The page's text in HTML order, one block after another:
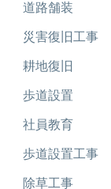
道路舗装
災害復旧工事
耕地復旧
歩道設置
社員教育
歩道設置工事
除草工事